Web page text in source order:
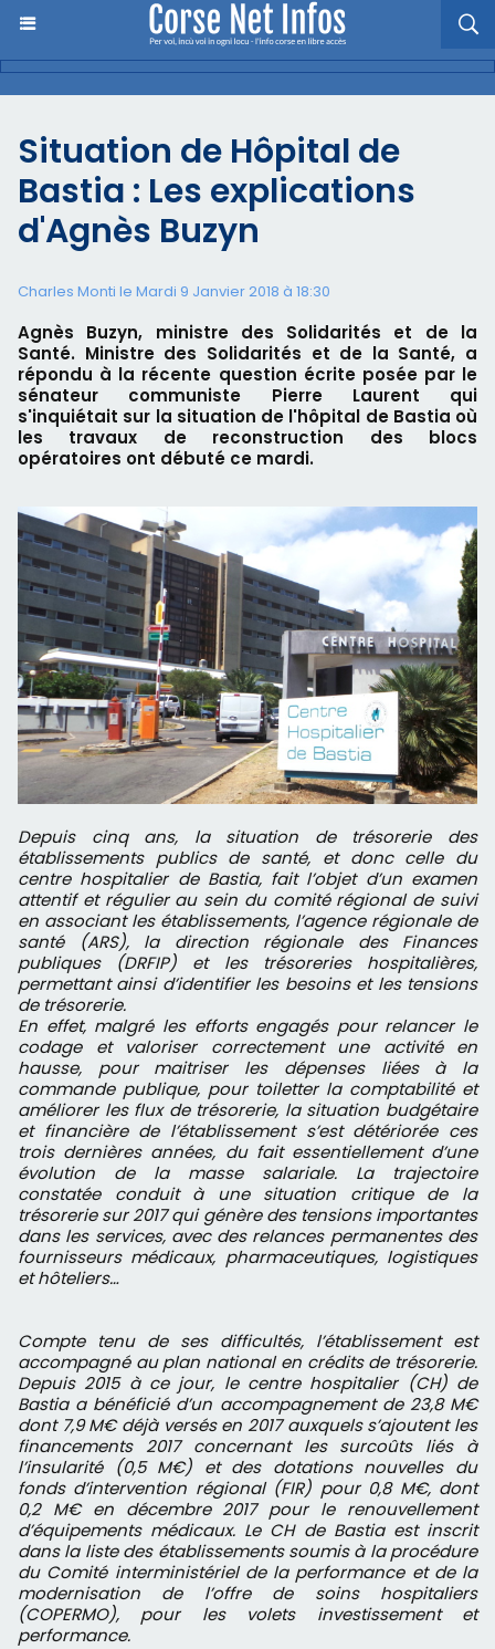
Situation de Hôpital de
Bastia : Les explications
d'Agnès Buzyn
Charles Monti le Mardi 9 Janvier 2018 à 18:30
Agnès Buzyn, ministre des Solidarités et de la
Santé. Ministre des Solidarités et de la Santé, a
répondu à la récente question écrite posée par le
sénateur communiste Pierre Laurent qui
s'inquiétait sur la situation de l'hôpital de Bastia où
les travaux de reconstruction des blocs
opératoires ont débuté ce mardi.
Depuis cinq ans, la situation de trésorerie des
établissements publics de santé, et donc celle du
centre hospitalier de Bastia, fait l’objet d’un examen
attentif et régulier au sein du comité régional de suivi
en associant les établissements, l’agence régionale de
santé (ARS), la direction régionale des Finances
publiques (DRFIP) et les trésoreries hospitalières,
permettant ainsi d’identifier les besoins et les tensions
de trésorerie.
En effet, malgré les efforts engagés pour relancer le
codage et valoriser correctement une activité en
hausse, pour maitriser les dépenses liées à la
commande publique, pour toiletter la comptabilité et
améliorer les flux de trésorerie, la situation budgétaire
et financière de l’établissement s’est détériorée ces
trois dernières années, du fait essentiellement d’une
évolution de la masse salariale. La trajectoire
constatée conduit à une situation critique de la
trésorerie sur 2017 qui génère des tensions importantes
dans les services, avec des relances permanentes des
fournisseurs médicaux, pharmaceutiques, logistiques
et hôteliers…
Compte tenu de ses difficultés, l’établissement est
accompagné au plan national en crédits de trésorerie.
Depuis 2015 à ce jour, le centre hospitalier (CH) de
Bastia a bénéficié d’un accompagnement de 23,8 M€
dont 7,9 M€ déjà versés en 2017 auxquels s’ajoutent les
financements 2017 concernant les surcoûts liés à
l’insularité (0,5 M€) et des dotations nouvelles du
fonds d’intervention régional (FIR) pour 0,8 M€, dont
0,2 M€ en décembre 2017 pour le renouvellement
d’équipements médicaux. Le CH de Bastia est inscrit
dans la liste des établissements soumis à la procédure
du Comité interministériel de la performance et de la
modernisation de l’offre de soins hospitaliers
(COPERMO), pour les volets investissement et
performance.